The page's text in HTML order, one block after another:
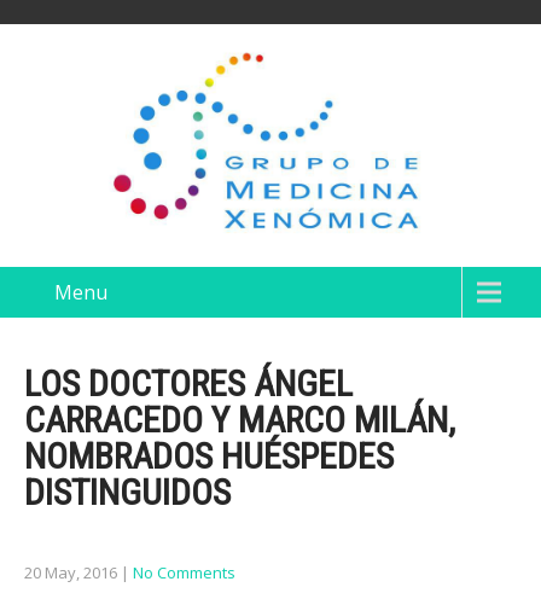
Menu
LOS DOCTORES ÁNGEL
CARRACEDO Y MARCO MILÁN,
NOMBRADOS HUÉSPEDES
DISTINGUIDOS
20 May, 2016 | No Comments